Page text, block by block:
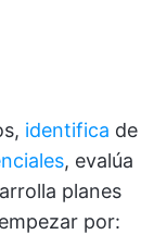
identifica de
, evalúa
planes
por: